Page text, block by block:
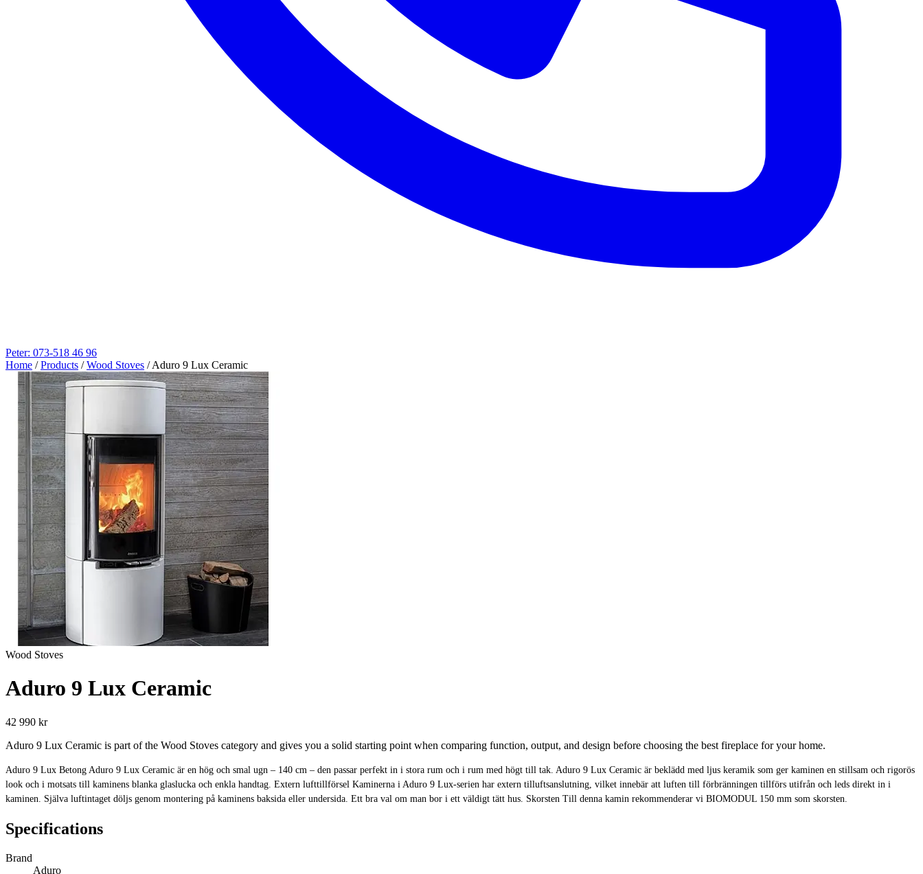
Peter: 073-518 46 96
Home / Products / Wood Stoves / Aduro 9 Lux Ceramic
Wood Stoves
Aduro 9 Lux Ceramic
42 990 kr
Aduro 9 Lux Ceramic is part of the Wood Stoves category and gives you a solid starting point when comparing function, output, and design before choosing the best fireplace for your home.
Aduro 9 Lux Betong Aduro 9 Lux Ceramic är en hög och smal ugn – 140 cm – den passar perfekt in i stora rum och i rum med högt till tak. Aduro 9 Lux Ceramic är beklädd med ljus keramik som ger kaminen en stillsam och rigorös
look och i motsats till kaminens blanka glaslucka och enkla handtag. Extern lufttillförsel Kaminerna i Aduro 9 Lux-serien har extern tilluftsanslutning, vilket innebär att luften till förbränningen tillförs utifrån och leds direkt in i
kaminen. Själva luftintaget döljs genom montering på kaminens baksida eller undersida. Ett bra val om man bor i ett väldigt tätt hus. Skorsten Till denna kamin rekommenderar vi BIOMODUL 150 mm som skorsten.
Specifications
Brand
Aduro